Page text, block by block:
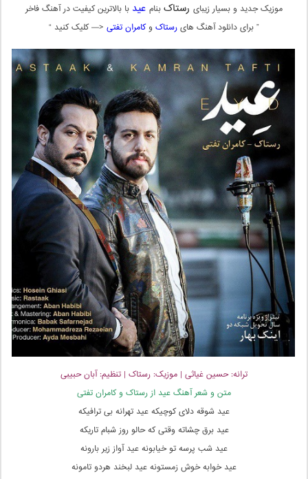
موزیک جدید و بسیار زیبای رستاکبنام عید با بالاترین کیفیت در آهنگ فاخر
” برای دانلود آهنگ هایرستاک وکامران تفتی <— کلیک کنید “
ترانه: حسین غیاثی | موزیک: رستاک | تنظیم: آبان حبیبی
متن و شعر آهنگ عید از رستاک و کامران تفتی
عید شوقه دلای کوچیکه عید تهرانه بی ترافیکه
عید برق چشاته وقتی که حالو روز شبام تاریکه
عید شب پرسه تو خیابونه عید آواز زیر بارونه
عید خوابه خوش زمستونه عید لبخند هردو تامونه